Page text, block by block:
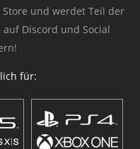
und werdet Teil der
Discord und Social
für: